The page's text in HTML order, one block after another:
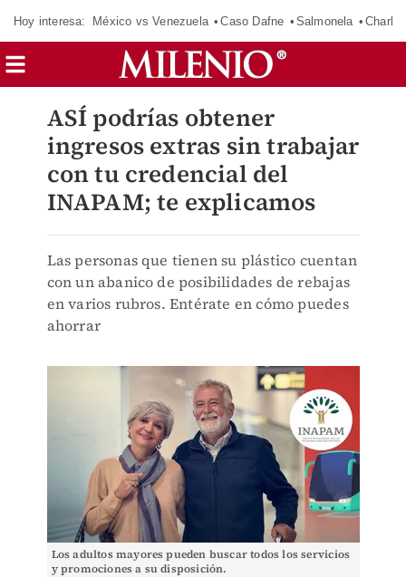
Hoy interesa: México vs Venezuela Caso Dafne Salmonela
ASÍ podrías obtener
ingresos extras sin trabajar
con tu credencial del
INAPAM; te explicamos
Las personas que tienen su plástico cuentan
con un abanico de posibilidades de rebajas
en varios rubros. Entérate en cómo puedes
ahorrar
Los adultos mayores pueden buscar todos los servicios
y promociones a su disposición.